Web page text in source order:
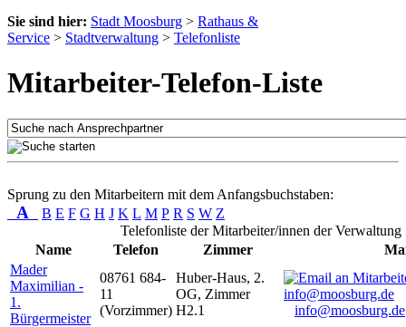
Sie sind hier: Stadt Moosburg > Rathaus &
Service > Stadtverwaltung > Telefonliste
Mitarbeiter-Telefon-Liste
Sprung zu den Mitarbeitern mit dem Anfangsbuchstaben:
A B E F G H J K L M P R S W Z
Telefonliste der Mitarbeiter/innen der Verwaltung
Name
Telefon Zimmer
Mader
Maximilian -
1.
Bürgermeister
08761 684-
11
(Vorzimmer)
Huber-Haus, 2.
OG, Zimmer
H2.1
info@moosburg.de